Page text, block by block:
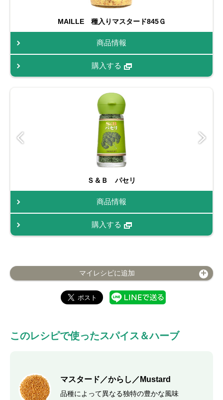
MAILLE 種入りマスタード845Ｇ
商品情報
購入する
Ｓ＆Ｂ パセリ
商品情報
購入する
マイレシピに追加
このレシピで使ったスパイス＆ハーブ
マスタード／からし／Mustard
品種によって異なる独特の豊かな風味